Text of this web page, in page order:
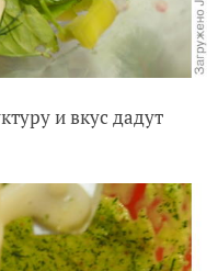
и вкус дадут